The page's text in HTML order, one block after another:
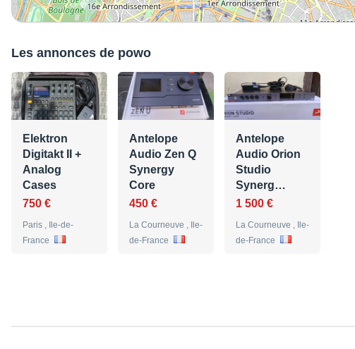
Les annonces de powo
Elektron
Digitakt II +
Analog
Cases
750 €
Paris , Ile-de-
France
Antelope
Audio Zen Q
Synergy
Core
450 €
La Courneuve , Ile-
de-France
Antelope
Audio Orion
Studio
Synerg…
1 500 €
La Courneuve , Ile-
de-France